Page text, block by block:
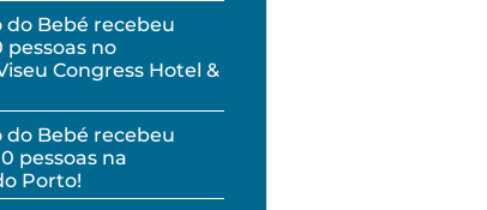
do Bebé recebeu
pessoas no
Congress Hotel &
do Bebé recebeu
pessoas na
Porto!